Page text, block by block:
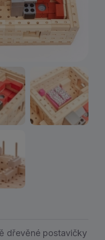
dřevěné postavičky